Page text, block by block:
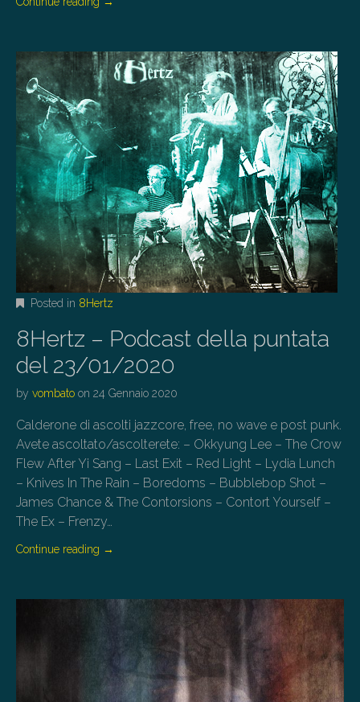
Posted in 8Hertz
8Hertz – Podcast della puntata
del 23/01/2020
by vombato on 24 Gennaio 2020
Calderone di ascolti jazzcore, free, no wave e post punk.
Avete ascoltato/ascolterete: – Okkyung Lee – The Crow
Flew After Yi Sang – Last Exit – Red Light – Lydia Lunch
– Knives In The Rain – Boredoms – Bubblebop Shot –
James Chance & The Contorsions – Contort Yourself –
The Ex – Frenzy…
Continue reading →